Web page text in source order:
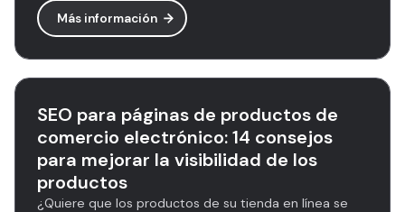
Más información
SEO para páginas de productos de
comercio electrónico: 14 consejos
para mejorar la visibilidad de los
productos
¿Quiere que los productos de su tienda en línea se